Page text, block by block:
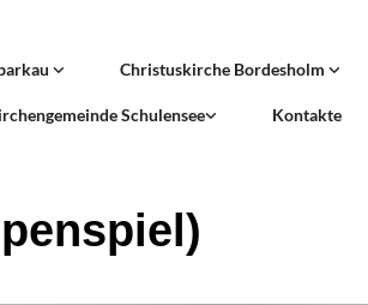
Christuskirche Bordesholm
Schulensee Kontakte